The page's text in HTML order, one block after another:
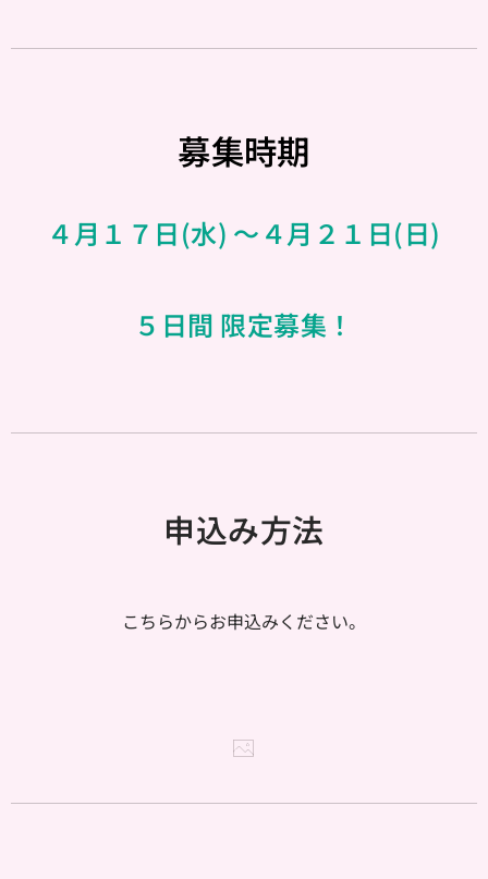
募集時期
４月１７日(水) 〜４月２１日(日)
５日間 限定募集！
申込み方法
こちらからお申込みください。